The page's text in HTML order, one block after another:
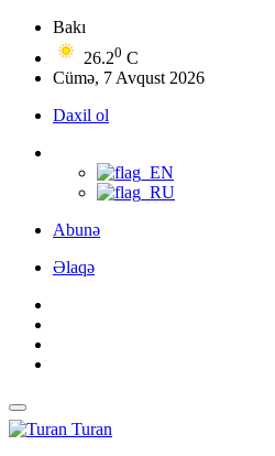
Bakı
26.20 C
Cümə, 7 Avqust 2026
Daxil ol
Abunə
Əlaqə
Turan